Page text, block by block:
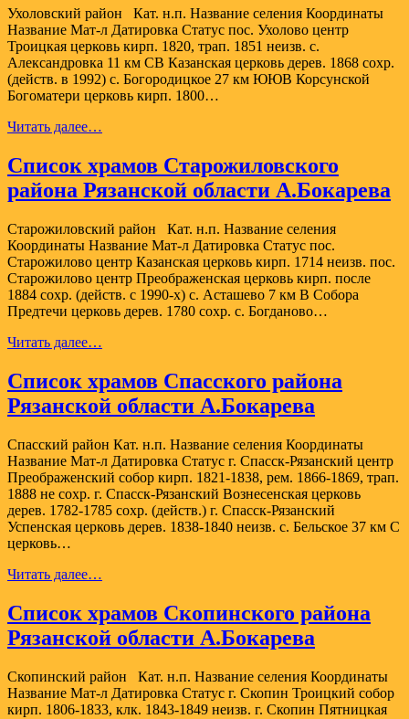
А.Бокарева
Ухоловский район Кат. н.п. Название селения Координаты
Название Мат-л Датировка Статус пос. Ухолово центр
Троицкая церковь кирп. 1820, трап. 1851 неизв. с.
Александровка 11 км СВ Казанская церковь дерев. 1868 сохр.
(действ. в 1992) с. Богородицкое 27 км ЮЮВ Корсунской
Богоматери церковь кирп. 1800…
Читать далее…
Ухоловского
района
Рязанской
А.Бокарева
Список храмов Старожиловского
района Рязанской области А.Бокарева
Старожиловский район Кат. н.п. Название селения
Координаты Название Мат-л Датировка Статус пос.
Старожилово центр Казанская церковь кирп. 1714 неизв. пос.
Старожилово центр Преображенская церковь кирп. после
1884 сохр. (действ. с 1990-х) с. Асташево 7 км В Собора
Предтечи церковь дерев. 1780 сохр. с. Богданово…
Читать далее…
Старожиловского
района
Рязанской
А.Бокарева
Список храмов Спасского района
Рязанской области А.Бокарева
Спасский район Кат. н.п. Название селения Координаты
Название Мат-л Датировка Статус г. Спасск-Рязанский центр
Преображенский собор кирп. 1821-1838, рем. 1866-1869, трап.
1888 не сохр. г. Спасск-Рязанский Вознесенская церковь
дерев. 1782-1785 сохр. (действ.) г. Спасск-Рязанский
Успенская церковь дерев. 1838-1840 неизв. с. Бельское 37 км С
церковь…
Читать далее…
Спасского
района
Рязанской
А.Бокарева
Список храмов Скопинского района
Рязанской области А.Бокарева
Скопинский район Кат. н.п. Название селения Координаты
Название Мат-л Датировка Статус г. Скопин Троицкий собор
кирп. 1806-1833, клк. 1843-1849 неизв. г. Скопин Пятницкая